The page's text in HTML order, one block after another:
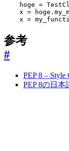
hoge =
x = hoge .
x =
参考
#
PEP 8 – Style
PEP 8の日本